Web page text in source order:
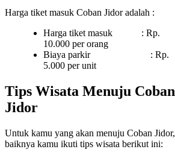
Harga tiket masuk Coban Jidor adalah :
Harga tiket masuk : Rp.
10.000 per orang
Biaya parkir : Rp.
5.000 per unit
Tips Wisata Menuju Coban
Jidor
Untuk kamu yang akan menuju Coban Jidor,
baiknya kamu ikuti tips wisata berikut ini: